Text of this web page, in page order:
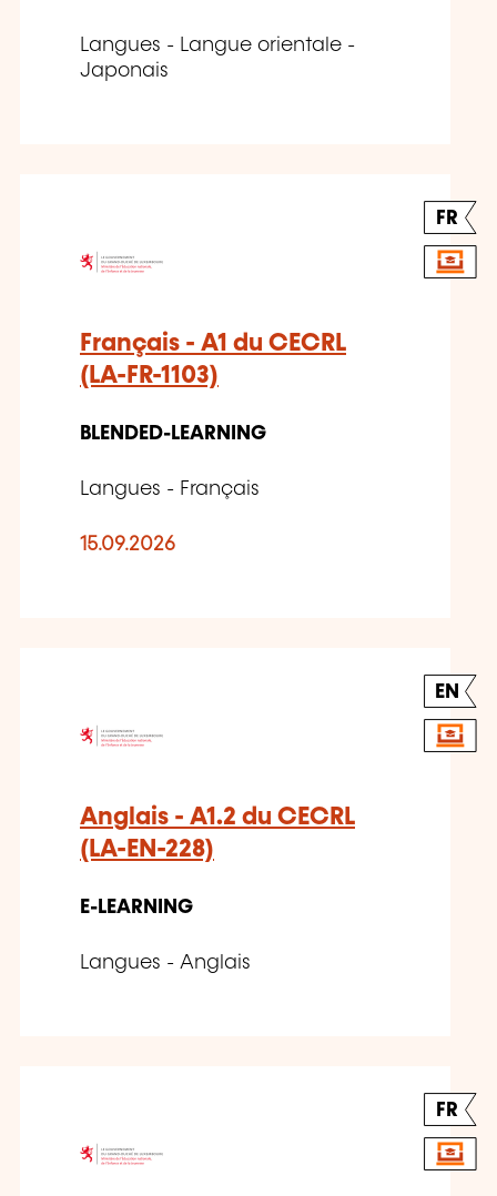
Langues - Langue orientale -
Japonais
FR
Français - A1 du CECRL
(LA-FR-1103)
BLENDED-LEARNING
Langues - Français
15.09.2026
EN
Anglais - A1.2 du CECRL
(LA-EN-228)
E-LEARNING
Langues - Anglais
FR